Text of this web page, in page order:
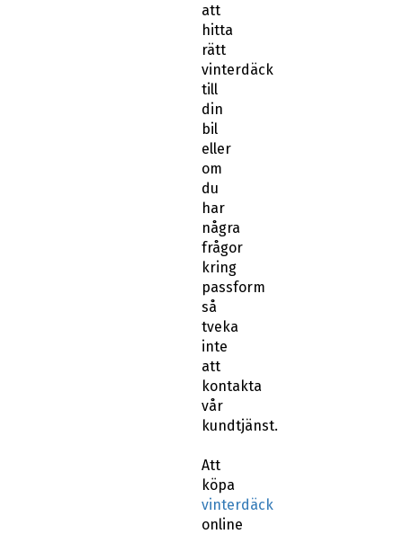
att
hitta
rätt
vinterdäck
till
din
bil
eller
om
du
har
några
frågor
kring
passform
så
tveka
inte
att
kontakta
vår
kundtjänst.
Att
köpa
vinterdäck
online